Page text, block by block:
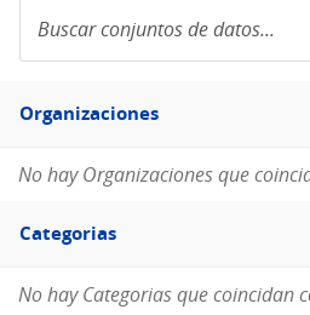
conjuntos
de
Filtro
Organizaciones
Organizaciones
No hay Organizaciones que
Filtro
Categorias
Categorias
No hay Categorias que coincidan